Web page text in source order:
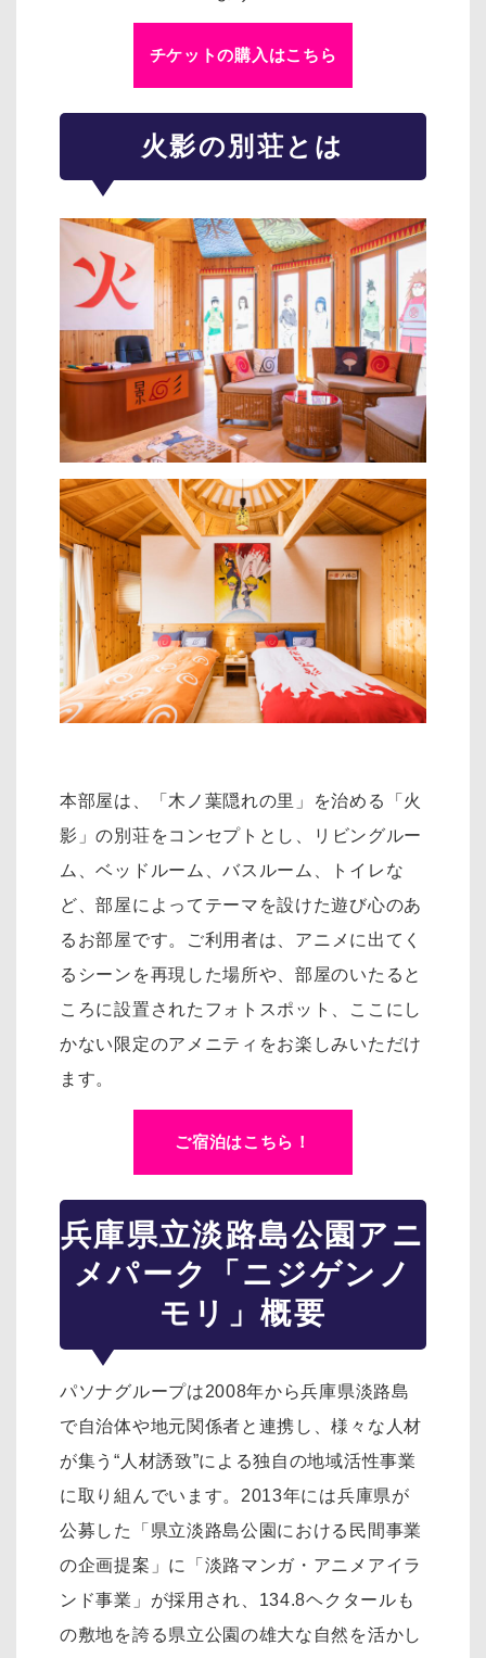
チケットの購入はこちら
火影の別荘とは
本部屋は、「木ノ葉隠れの里」を治める「火
影」の別荘をコンセプトとし、リ ビングルー
ム、ベッドルーム、バスルーム、トイレな
ど、部屋によってテーマを設けた遊び心のあ
るお部屋です。
ご利用者は、アニメに出てく
るシーンを再現した場所や、部屋のいたると
ころに設置されたフォトスポット、
ここにし
かない限定のアメニティをお楽しみいただけ
ます。
ご宿泊はこちら！
兵庫県立淡路島公園アニ
メパーク「ニジゲンノ
モリ」概要
パソナグループは2008年から兵庫県淡路島
で自治体や地元関係者と連携し、様々な人材
が集う“人材誘致”による独自の地域活性事業
に取り組んでいます。2013年には兵庫県が
公募した「県立淡路島公園における民間事業
の企画提案」に「淡路マンガ・アニメアイラ
ンド事業」が採用され、134.8ヘクタールも
の敷地を誇る県立公園の雄大な自然を活かし